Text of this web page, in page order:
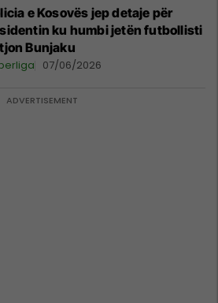
e Kosovës jep detaje për
ku humbi jetën futbollisti
Bunjaku
07/06/2026